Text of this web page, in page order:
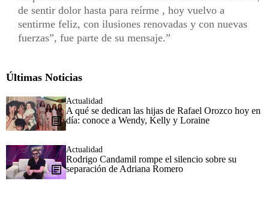
de sentir dolor hasta para reírme , hoy vuelvo a
sentirme feliz, con ilusiones renovadas y con nuevas
fuerzas”, fue parte de su mensaje.
Últimas Noticias
Actualidad
A qué se dedican las hijas de Rafael Orozco hoy en
día: conoce a Wendy, Kelly y Loraine
Actualidad
Rodrigo Candamil rompe el silencio sobre su
separación de Adriana Romero